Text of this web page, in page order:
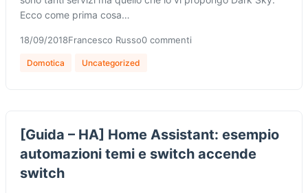
Ecco come prima cosa…
18/09/2018Francesco Russo0 commenti
Domotica Uncategorized
[Guida – HA] Home Assistant: esempio
automazioni temi e switch accende
switch